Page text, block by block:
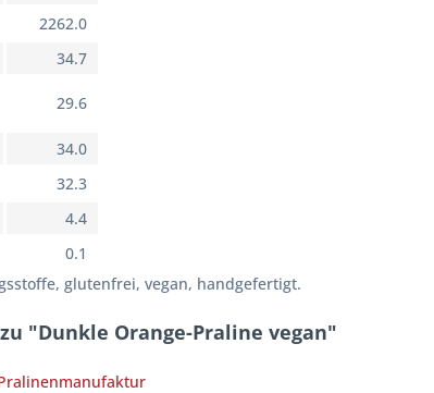
2262.0
34.7
29.6
34.0
32.3
4.4
0.1
glutenfrei, vegan, handgefertigt.
"Dunkle Orange-Praline vegan"